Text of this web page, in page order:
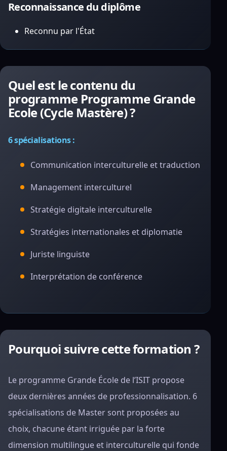
Reconnaissance du diplôme
Reconnu par l'État
Quel est le contenu du
programme Programme Grande
Ecole (Cycle Mastère) ?
6 spécialisations :
Communication interculturelle et traduction
Management interculturel
Stratégie digitale interculturelle
Stratégies internationales et diplomatie
Juriste linguiste
Interprétation de conférence
Pourquoi suivre cette formation ?
Le programme Grande École de l’ISIT propose
deux dernières années de professionnalisation. 6
spécialisations de Master sont proposées au
choix, chacune étant irriguée par la forte
dimension multilingue et interculturelle qui fonde